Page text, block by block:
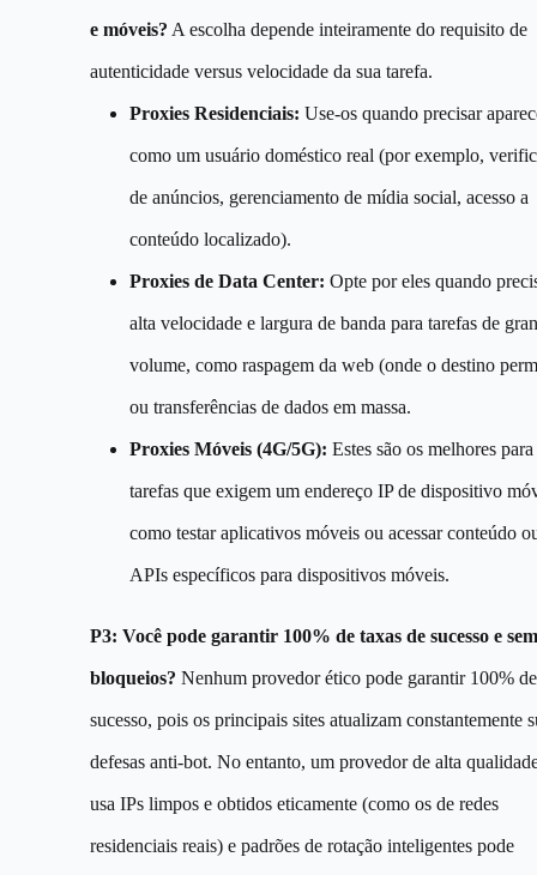
e móveis? A escolha depende inteiramente do requisito de
autenticidade versus velocidade da sua tarefa.
Proxies Residenciais: Use-os quando precisar
como um usuário doméstico real (por exemplo,
de anúncios, gerenciamento de mídia social, acesso a
conteúdo localizado).
Proxies de Data Center: Opte por eles quando
alta velocidade e largura de banda para tarefas de
volume, como raspagem da web (onde o destino
ou transferências de dados em massa.
Proxies Móveis (4G/5G): Estes são os melhores para
tarefas que exigem um endereço IP de dispositivo
como testar aplicativos móveis ou acessar conteúdo
APIs específicos para dispositivos móveis.
P3: Você pode garantir 100% de taxas de sucesso e sem
bloqueios? Nenhum provedor ético pode garantir 100% de
sucesso, pois os principais sites atualizam constantemente
defesas anti-bot. No entanto, um provedor de alta
usa IPs limpos e obtidos eticamente (como os de redes
residenciais reais) e padrões de rotação inteligentes pode